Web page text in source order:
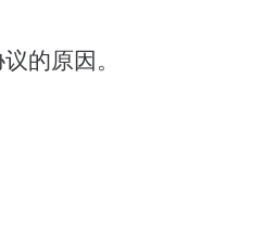
的原因。